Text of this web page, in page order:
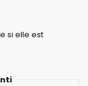
si elle est